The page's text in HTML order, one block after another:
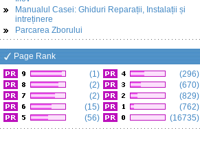
Manualul Casei: Ghiduri Reparații, Instalații și
intreținere
Parcarea Zborului
Page Rank
(1)
(2)
(2)
(15)
(56)
(296)
(670)
(829)
(762)
(16735)